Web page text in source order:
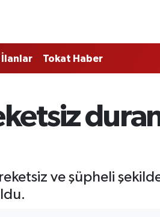
İlanlar Tokat Haber
ve şüpheli